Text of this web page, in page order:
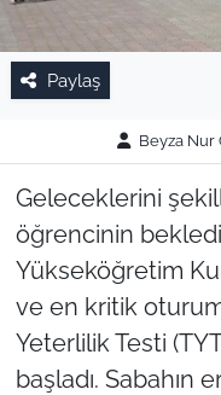
Paylaş
Beyza Nur
Geleceklerini
öğrencinin
Yükseköğretim
ve en kritik
Yeterlilik Testi
başladı. Sabahın